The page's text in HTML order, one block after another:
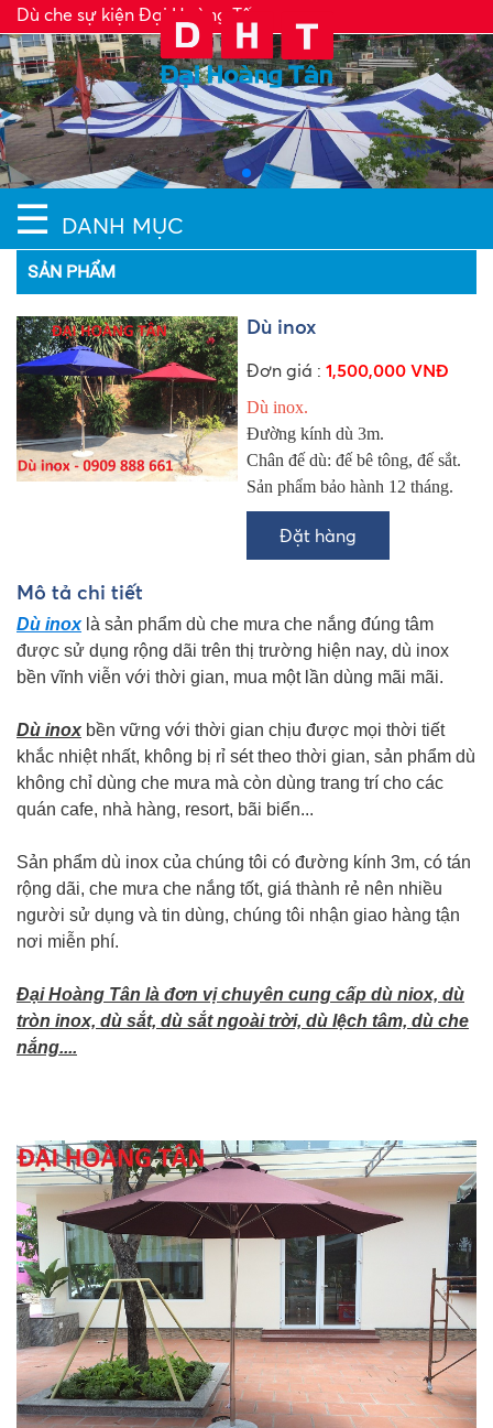
Dù che sự kiện Đại Hoàng Tấn
☰ DANH MỤC
SẢN PHẨM
Dù inox
Đơn giá : 1,500,000 VNĐ
Dù inox.
Đường kính dù 3m.
Chân đế dù: đế bê tông, đế sắt.
Sản phẩm bảo hành 12 tháng.
Mô tả chi tiết
Dù inox là sản phẩm dù che mưa che nắng đúng tâm
được sử dụng rộng dãi trên thị trường hiện nay, dù inox
bền vĩnh viễn với thời gian, mua một lần dùng mãi mãi.
Dù inox bền vững với thời gian chịu được mọi thời tiết
khắc nhiệt nhất, không bị rỉ sét theo thời gian, sản phẩm dù
không chỉ dùng che mưa mà còn dùng trang trí cho các
quán cafe, nhà hàng, resort, bãi biển...
Sản phẩm dù inox của chúng tôi có đường kính 3m, có tán
rộng dãi, che mưa che nắng tốt, giá thành rẻ nên nhiều
người sử dụng và tin dùng, chúng tôi nhận giao hàng tận
nơi miễn phí.
Đại Hoàng Tân là đơn vị chuyên cung cấp dù niox, dù
tròn inox, dù sắt, dù sắt ngoài trời, dù lệch tâm, dù che
nắng....